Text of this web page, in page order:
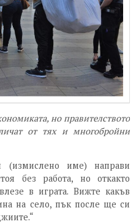
но правителството
от тях и многобройни
(измислено име) направи
без работа, но откакто
в играта. Вижте какъв
на село, пък после ще си